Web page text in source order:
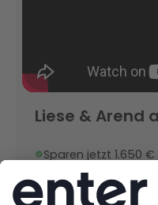
Liese & Arend
Sparen jetzt 1.650
81 % weniger
Baujahr 1935 |